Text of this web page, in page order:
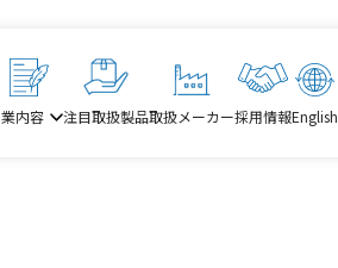
内容 注目取扱製品取扱メーカー採用情報English